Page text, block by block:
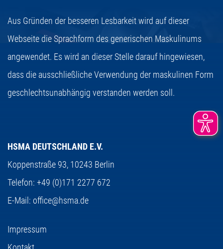
Aus Gründen der besseren Lesbarkeit wird auf dieser
Webseite die Sprachform des generischen Maskulinums
angewendet. Es wird an dieser Stelle darauf hingewiesen,
dass die ausschließliche Verwendung der maskulinen Form
geschlechtsunabhängig verstanden werden soll.
HSMA DEUTSCHLAND E.V.
Koppenstraße 93, 10243 Berlin
Telefon: +49 (0)171 2277 672
E-Mail: office@hsma.de
Impressum